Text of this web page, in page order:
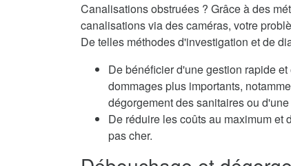
Canalisations obstruées ? Grâce à des
canalisations via des caméras, votre
De telles méthodes d'investigation et de
De bénéficier d'une gestion rapide
dommages plus importants,
dégorgement des sanitaires ou
De réduire les coûts au maximum
pas cher.